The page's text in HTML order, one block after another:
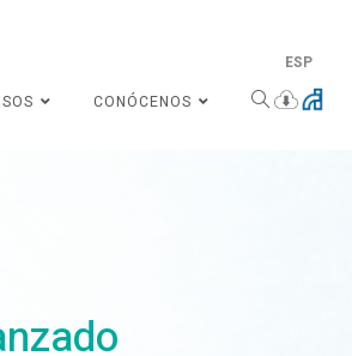
ESP
CONÓCENOS